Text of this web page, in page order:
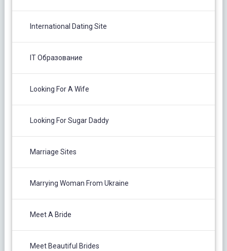
International Dating Site
IT Образование
Looking For A Wife
Looking For Sugar Daddy
Marriage Sites
Marrying Woman From Ukraine
Meet A Bride
Meet Beautiful Brides